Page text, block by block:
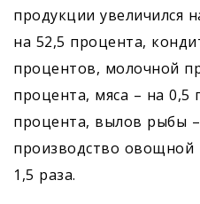
продукции увеличился
на 52,5 процента,
процентов, молочной
процента, мяса – на 0,5
процента, вылов рыбы
производство овощной
1,5 раза.